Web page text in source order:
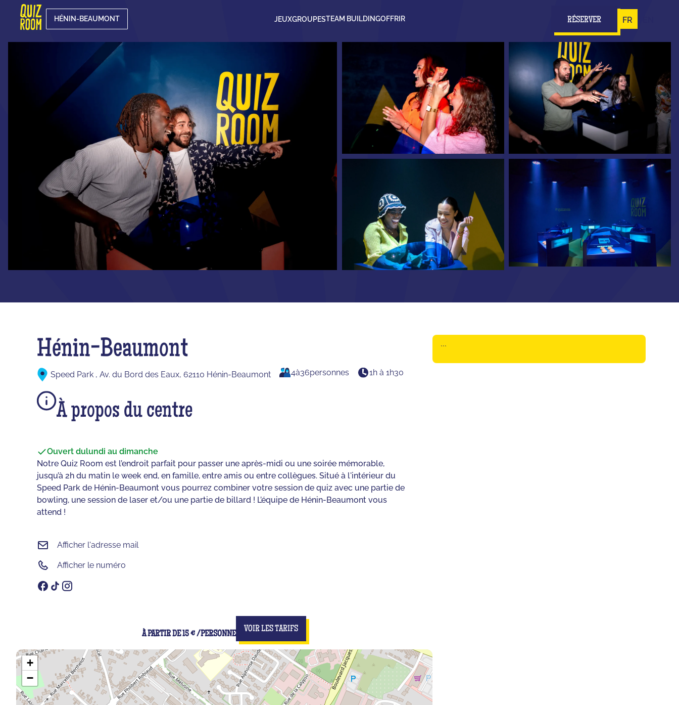
HÉNIN-BEAUMONT JEUXGROUPESTEAM BUILDINGOFFRIR RÉSERVER FR
Hénin-Beaumont
Speed Park , Av. du Bord des Eaux, 62110 Hénin-Beaumont 4à36personnes 1h à 1h30
À propos du centre
Ouvert dulundi au dimanche
Notre Quiz Room est l’endroit parfait pour passer une après-midi ou une soirée mémorable,
jusqu’à 2h du matin le week end, en famille, entre amis ou entre collègues. Situé à l'intérieur du
Speed Park de Hénin-Beaumont vous pourrez combiner votre session de quiz avec une partie de
bowling, une session de laser et/ou une partie de billard ! L’équipe de Hénin-Beaumont vous
attend !
Afficher l'adresse mail
Afficher le numéro
À PARTIR DE 15 € /PERSONNE
VOIR LES TARIFS
+
−
```